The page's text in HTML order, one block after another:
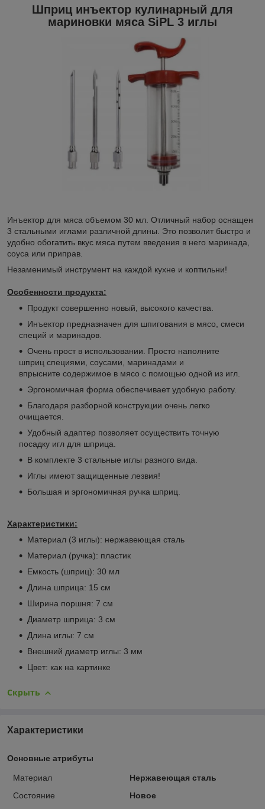
Шприц инъектор кулинарный для
мариновки мяса SiPL 3 иглы
Инъектор для мяса объемом 30 мл. Отличный набор оснащен
3 стальными иглами различной длины. Это позволит быстро и
удобно обогатить вкус мяса путем введения в него маринада,
соуса или приправ.
Незаменимый инструмент на каждой кухне и коптильни!
Особенности продукта:
Продукт совершенно новый, высокого качества.
Инъектор предназначен для шпигования в мясо, смеси
специй и маринадов.
Очень прост в использовании. Просто наполните
шприц специями, соусами, маринадами и
впрысните содержимое в мясо с помощью одной из игл.
Эргономичная форма обеспечивает удобную работу.
Благодаря разборной конструкции очень легко
очищается.
Удобный адаптер позволяет осуществить точную
посадку игл для шприца.
В комплекте 3 стальные иглы разного вида.
Иглы имеют защищенные лезвия!
Большая и эргономичная ручка шприц.
Характеристики:
Материал (3 иглы): нержавеющая сталь
Материал (ручка): пластик
Емкость (шприц): 30 мл
Длина шприца: 15 см
Ширина поршня: 7 см
Диаметр шприца: 3 см
Длина иглы: 7 см
Внешний диаметр иглы: 3 мм
Цвет: как на картинке
Скрыть
Характеристики
Основные атрибуты
Материал
Нержавеющая сталь
Состояние
Новое